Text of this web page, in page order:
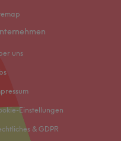
uns
Einstellungen
& GDPR